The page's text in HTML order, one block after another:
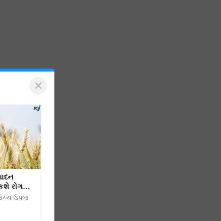
×
રોગ
ઉચ્ચ ઉપજ